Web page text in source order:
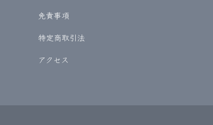
免責事項
特定商取引法
アクセス